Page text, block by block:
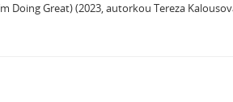
Doing Great) (2023, autorkou Tereza